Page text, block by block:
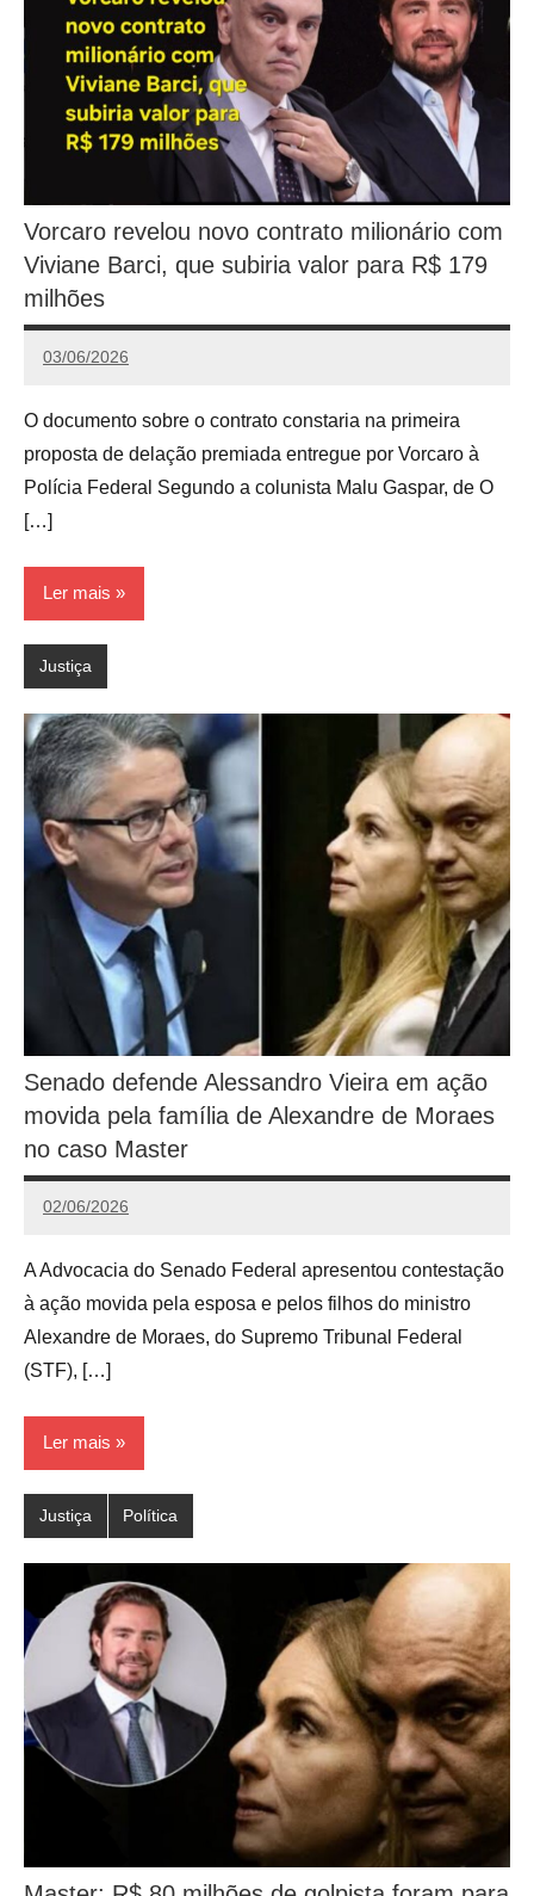
Vorcaro revelou novo contrato milionário com
Viviane Barci, que subiria valor para R$ 179
milhões
03/06/2026
Calango
O documento sobre o contrato constaria na primeira
proposta de delação premiada entregue por Vorcaro à
Polícia Federal Segundo a colunista Malu Gaspar, de O
[…]
Ler mais
Justiça
Senado defende Alessandro Vieira em ação
movida pela família de Alexandre de Moraes
no caso Master
02/06/2026
Calango
A Advocacia do Senado Federal apresentou contestação
à ação movida pela esposa e pelos filhos do ministro
Alexandre de Moraes, do Supremo Tribunal Federal
(STF), […]
Ler mais
Justiça Política